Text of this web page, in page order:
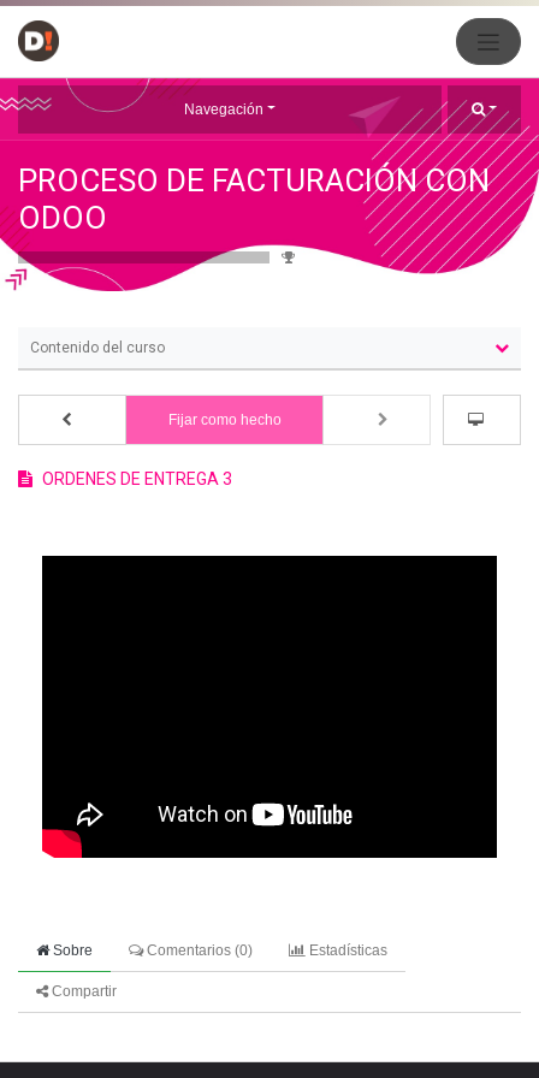
Navegación
PROCESO DE FACTURACIÓN CON
ODOO
Contenido del curso
ORDENES DE ENTREGA 3
Fijar como hecho
Sobre Comentarios (0) Estadísticas
Compartir